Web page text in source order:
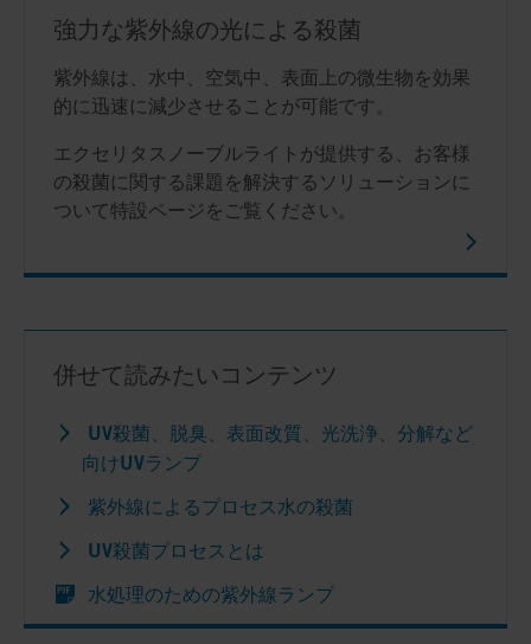
強力な紫外線の光による殺菌
紫外線は、水中、空気中、表面上の微生物を効果
的に迅速に減少させることが可能です。
エクセリタスノーブルライトが提供する、お客様
の殺菌に関する課題を解決するソリューションに
ついて特設ページをご覧ください。
併せて読みたいコンテンツ
UV殺菌、脱臭、表面改質、光洗浄、分解など
向けUVランプ
紫外線によるプロセス水の殺菌
UV殺菌プロセスとは
水処理のための紫外線ランプ